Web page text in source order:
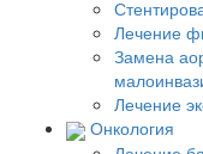
Лечение
Замена
Лечение
Онкология